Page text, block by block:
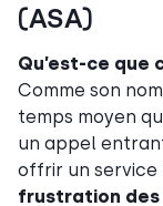
(ASA)
Qu’est-ce que
Comme son
temps moyen
un appel
offrir un
frustration